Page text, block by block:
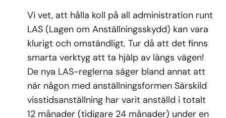
Vi vet, att hålla koll på all administration runt
LAS (Lagen om Anställningsskydd) kan vara
klurigt och omständligt. Tur då att det finns
smarta verktyg att ta hjälp av längs vägen!
De nya LAS-reglerna säger bland annat att
när någon med anställningsformen Särskild
visstidsanställning har varit anställd i totalt
12 månader (tidigare 24 månader) under en